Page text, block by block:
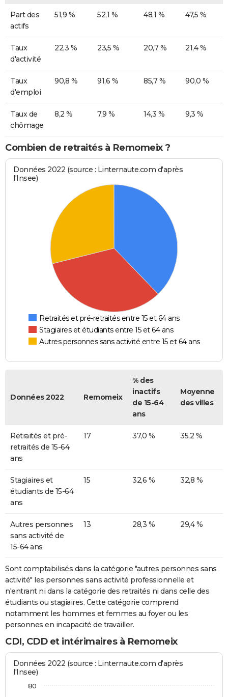
Part des
actifs
51,9 % 52,1 % 48,1 % 47,5 %
Taux
d'activité
22,3 % 23,5 % 20,7 % 21,4 %
Taux
d'emploi
90,8 % 91,6 % 85,7 % 90,0 %
Taux de
chômage
8,2 % 7,9 % 14,3 % 9,3 %
Combien de retraités à Remomeix ?
Données 2022 (source : Linternaute.com d'après
l'Insee)
Retraités et pré-retraités entre 15 et 64 ans
Stagiaires et étudiants entre 15 et 64 ans
Autres personnes sans activité entre 15 et 64 ans
Données 2022 Remomeix
% des
inactifs
de 15-64
ans
Moyenne
des villes
Retraités et pré-
retraités de 15-64
ans
17 37,0 % 35,2 %
Stagiaires et
étudiants de 15-64
ans
15 32,6 % 32,8 %
Autres personnes
sans activité de
15-64 ans
13 28,3 % 29,4 %
Sont comptabilisés dans la catégorie "autres personnes sans
activité" les personnes sans activité professionnelle et
n'entrant ni dans la catégorie des retraités ni dans celle des
étudiants ou stagiaires. Cette catégorie comprend
notamment les hommes et femmes au foyer ou les
personnes en incapacité de travailler.
CDI, CDD et intérimaires à Remomeix
Données 2022 (source : Linternaute.com d'après
l'Insee)
80